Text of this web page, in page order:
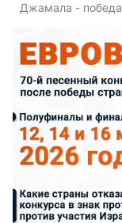
Джамала - победа